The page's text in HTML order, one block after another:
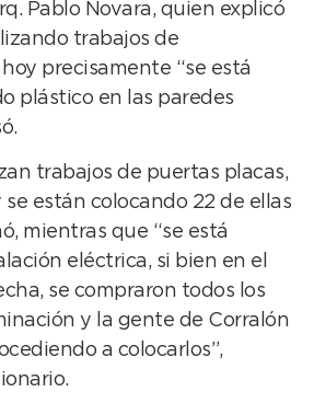
Pablo Novara, quien explicó
trabajos de
precisamente “se está
plástico en las paredes
trabajos de puertas placas,
están colocando 22 de ellas
mientras que “se está
eléctrica, si bien en el
se compraron todos los
y la gente de Corralón
a colocarlos”,